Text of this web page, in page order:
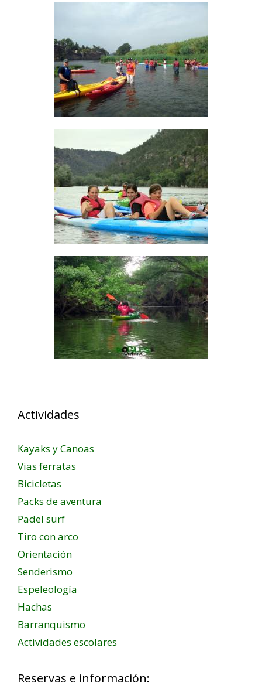
Actividades
Kayaks y Canoas
Vias ferratas
Bicicletas
Packs de aventura
Padel surf
Tiro con arco
Orientación
Senderismo
Espeleología
Hachas
Barranquismo
Actividades escolares
Reservas e información: